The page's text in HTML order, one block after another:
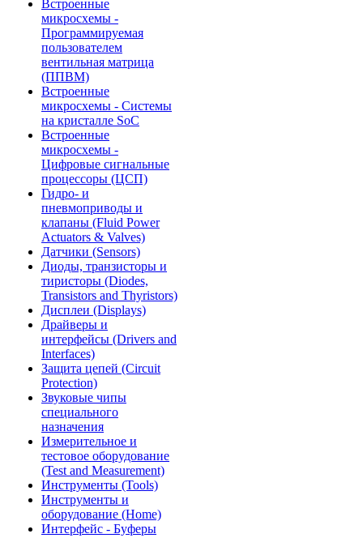
Встроенные
микросхемы -
Программируемая
пользователем
вентильная матрица
(ППВМ)
Встроенные
микросхемы - Системы
на кристалле SoC
Встроенные
микросхемы -
Цифровые сигнальные
процессоры (ЦСП)
Гидро- и
пневмоприводы и
клапаны (Fluid Power
Actuators & Valves)
Датчики (Sensors)
Диоды, транзисторы и
тиристоры (Diodes,
Transistors and Thyristors)
Дисплеи (Displays)
Драйверы и
интерфейсы (Drivers and
Interfaces)
Защита цепей (Circuit
Protection)
Звуковые чипы
специального
назначения
Измерительное и
тестовое оборудование
(Test and Measurement)
Инструменты (Tools)
Инструменты и
оборудование (Home)
Интерфейс - Буферы